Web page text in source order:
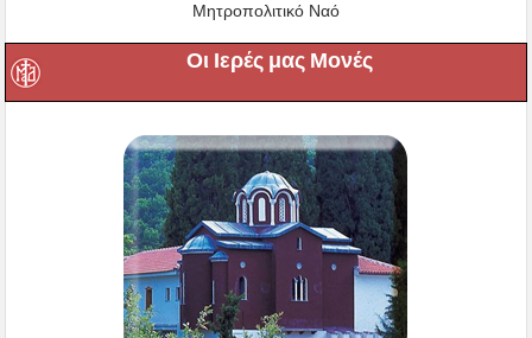
Μητροπολιτικό Ναό
Οι Ιερές μας Μονές